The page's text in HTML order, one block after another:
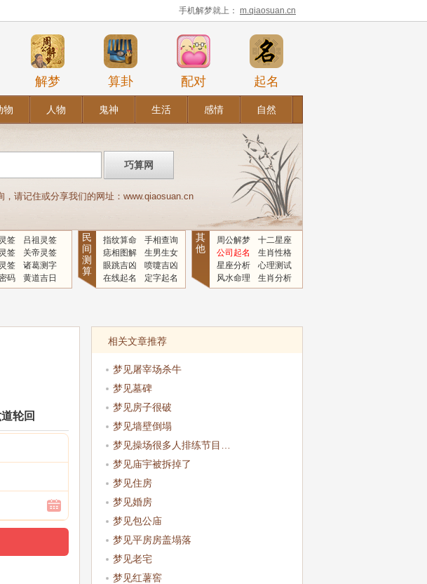
手机解梦就上： m.qiaosuan.cn
解梦 算卦 配对 起名
物 人物 鬼神 生活 感情 自然
请记住或分享我们的网址：www.qiaosuan.cn
签
吕祖灵签
签
关帝灵签
签
诸葛测字
码
黄道吉日
民
间
测
算
指纹算命
手相查询
痣相图解
生男生女
眼跳吉凶
喷嚏吉凶
在线起名
定字起名
其
他
周公解梦
十二星座
公司起名
生肖性格
星座分析
心理测试
风水命理
生肖分析
轮回
相关文章推荐
梦见屠宰场杀牛
梦见墓碑
梦见房子很破
梦见墙壁倒塌
梦见操场很多人排练节目…
梦见庙宇被拆掉了
梦见住房
梦见婚房
梦见包公庙
梦见平房房盖塌落
梦见老宅
梦见红薯窖